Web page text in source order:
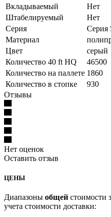
Вкладываемый
Нет
Штабелируемый
Нет
Серия
Серия
Материал
Цвет
серый
Количество 40 ft HQ
46500
Количество на паллете 1860
Количество в стопке
930
Отзывы
Нет оценок
Оставить отзыв
ЦЕНЫ
Диапазоны общей стоимости
учета стоимости доставки: